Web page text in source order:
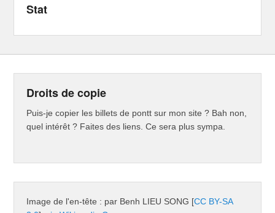
Stat
Droits de copie
Puis-je copier les billets de pontt sur mon site ? Bah non,
quel intérêt ? Faites des liens. Ce sera plus sympa.
Image de l'en-tête : par Benh LIEU SONG [CC BY-SA